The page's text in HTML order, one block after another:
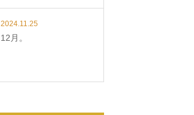
2024.11.25
12月。